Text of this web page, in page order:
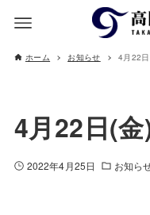
ホーム お知らせ 4月22
4月22日(
2022年4月25日 お知ら